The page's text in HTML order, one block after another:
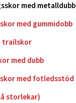
med metalldubb
med gummidobb
trailskor
med dubb
med fotledsstöd
storlekar)